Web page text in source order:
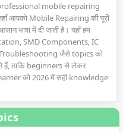
mobile repairing
आपको Mobile Repairing की पूरी
भाषा में दी जाती है। यहाँ हम
SMD Components, IC
जैसे topics को
हैं, ताकि beginners से लेकर
को 2026 में सही knowledge